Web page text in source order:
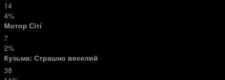
14
4%
Мотор Сіті
7
2%
Кузьма: Страшно веселий
38